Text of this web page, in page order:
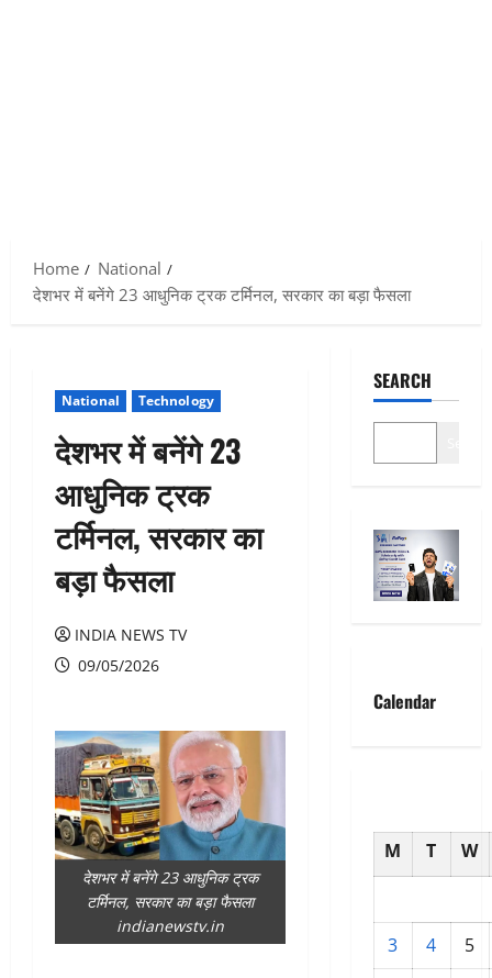
Home
National
देशभर में बनेंगे 23 आधुनिक ट्रक टर्मिनल, सरकार का बड़ा फैसला
National Technology
देशभर में बनेंगे 23
आधुनिक ट्रक
टर्मिनल, सरकार का
बड़ा फैसला
INDIA NEWS TV
09/05/2026
देशभर में बनेंगे 23 आधुनिक ट्रक
टर्मिनल, सरकार का बड़ा फैसला
indianewstv.in
SEARCH
Calendar
M T W
3 4
5